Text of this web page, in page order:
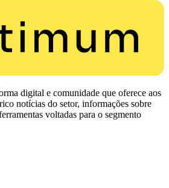
digital e comunidade que oferece aos
notícias do setor, informações sobre
voltadas para o segmento